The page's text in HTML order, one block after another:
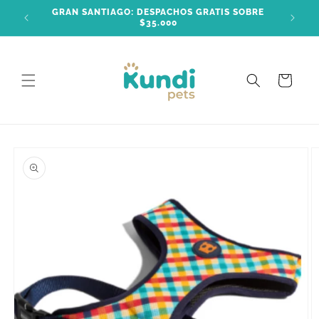
directamenteGRAN SANTIAGO: DESPACHOS GRATIS SOBRE
$35.000
Carrito
a la
información